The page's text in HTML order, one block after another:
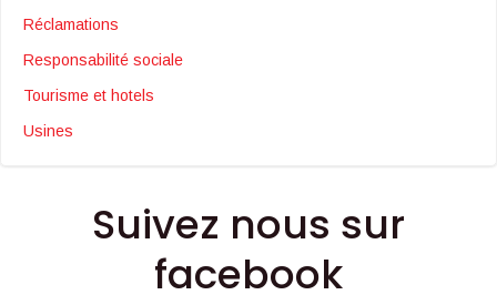
Réclamations
Responsabilité sociale
Tourisme et hotels
Usines
Suivez nous sur
facebook